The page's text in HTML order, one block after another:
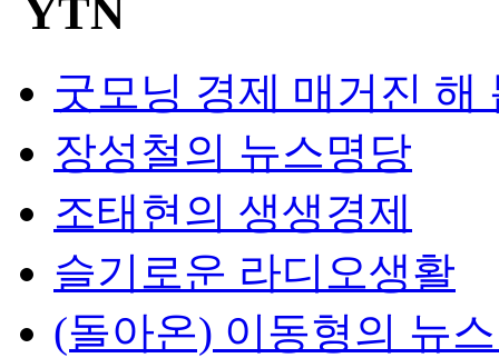
굿모닝 경제 매거진 해
장성철의 뉴스명당
조태현의 생생경제
슬기로운 라디오생활
(돌아온) 이동형의 뉴